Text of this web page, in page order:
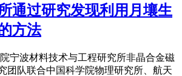
通过研究发现利用月壤生
方法
宁波材料技术与工程研究所非晶合金磁
团队联合中国科学院物理研究所、航天